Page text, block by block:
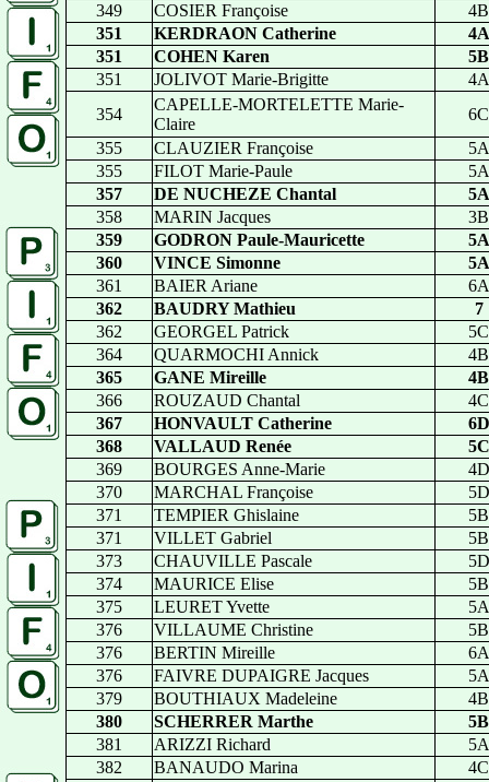
349
COSIER Françoise
4B
351
KERDRAON Catherine
4A
351
COHEN Karen
5B
351
JOLIVOT Marie-Brigitte
4A
354
CAPELLE-MORTELETTE Marie-
Claire
6C
355
CLAUZIER Françoise
5A
355
FILOT Marie-Paule
5A
357
DE NUCHEZE Chantal
5A
358
MARIN Jacques
3B
359
GODRON Paule-Mauricette
5A
360
VINCE Simonne
5A
361
BAIER Ariane
6A
362
BAUDRY Mathieu
7
362
GEORGEL Patrick
5C
364
QUARMOCHI Annick
4B
365
GANE Mireille
4B
366
ROUZAUD Chantal
4C
367
HONVAULT Catherine
6D
368
VALLAUD Renée
5C
369
BOURGES Anne-Marie
4D
370
MARCHAL Françoise
5D
371
TEMPIER Ghislaine
5B
371
VILLET Gabriel
5B
373
CHAUVILLE Pascale
5D
374
MAURICE Elise
5B
375
LEURET Yvette
5A
376
VILLAUME Christine
5B
376
BERTIN Mireille
6A
376
FAIVRE DUPAIGRE Jacques
5A
379
BOUTHIAUX Madeleine
4B
380
SCHERRER Marthe
5B
381
ARIZZI Richard
5A
382
BANAUDO Marina
4C